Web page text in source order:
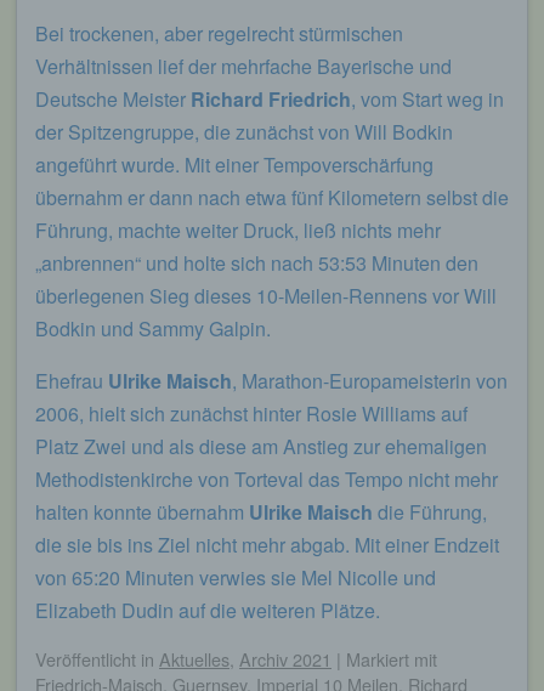
Bei trockenen, aber regelrecht stürmischen
Verhältnissen lief der mehrfache Bayerische und
Deutsche Meister Richard Friedrich, vom Start weg in
der Spitzengruppe, die zunächst von Will Bodkin
angeführt wurde. Mit einer Tempoverschärfung
übernahm er dann nach etwa fünf Kilometern selbst die
Führung, machte weiter Druck, ließ nichts mehr
„anbrennen“ und holte sich nach 53:53 Minuten den
überlegenen Sieg dieses 10-Meilen-Rennens vor Will
Bodkin und Sammy Galpin.
Ehefrau Ulrike Maisch, Marathon-Europameisterin von
2006, hielt sich zunächst hinter Rosie Williams auf
Platz Zwei und als diese am Anstieg zur ehemaligen
Methodistenkirche von Torteval das Tempo nicht mehr
halten konnte übernahm Ulrike Maisch die Führung,
die sie bis ins Ziel nicht mehr abgab. Mit einer Endzeit
von 65:20 Minuten verwies sie Mel Nicolle und
Elizabeth Dudin auf die weiteren Plätze.
Veröffentlicht in Aktuelles Archiv 2021 | Markiert mit
Friedrich-Maisch Guernsey, Imperial 10 Meilen Richard
allgemeinen Daten und Informationen werden in
den Logfiles des Servers gespeichert. Erfasst
und Versionen, (2) das vom zugreifenden System
verwendete Betriebssystem, (3) die Internetseite,
Internetseite gelangt (sogenannte Referrer), (4) die
Unterwebseiten, welche über ein zugreifendes
werden, (5) das Datum und die Uhrzeit eines
Zugriffs auf die Internetseite, (6) eine Internet-
Service-Provider des zugreifenden Systems und
(8) sonstige ähnliche Daten und Informationen, die
unsere informationstechnologischen Systeme
dienen.
Bei der Nutzung dieser allgemeinen Daten und
Informationen ziehen wird keine Rückschlüsse auf
die betroffene Person. Diese Informationen werden
vielmehr benötigt, um (1) die Inhalte unserer
unserer Internetseite sowie die Werbung für diese
zu optimieren, (3) die dauerhafte
Funktionsfähigkeit unserer
Technik unserer Internetseite zu gewährleisten
sowie (4) um Strafverfolgungsbehörden im Falle